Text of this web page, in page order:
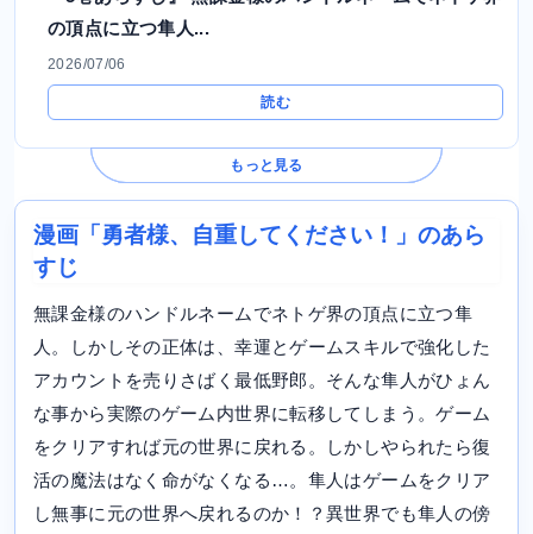
の頂点に立つ隼人...
2026/07/06
読む
もっと見る
漫画「勇者様、自重してください！」のあら
すじ
無課金様のハンドルネームでネトゲ界の頂点に立つ隼
人。しかしその正体は、幸運とゲームスキルで強化した
アカウントを売りさばく最低野郎。そんな隼人がひょん
な事から実際のゲーム内世界に転移してしまう。ゲーム
をクリアすれば元の世界に戻れる。しかしやられたら復
活の魔法はなく命がなくなる…。隼人はゲームをクリア
し無事に元の世界へ戻れるのか！？異世界でも隼人の傍